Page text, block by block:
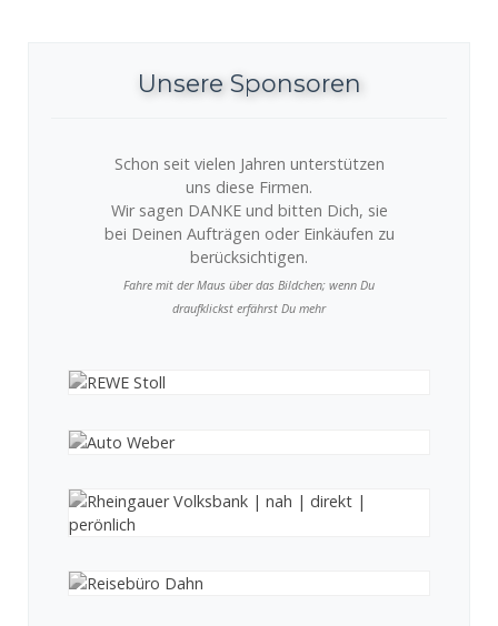
Unsere Sponsoren
Schon seit vielen Jahren unterstützen
uns diese Firmen.
Wir sagen DANKE und bitten Dich, sie
bei Deinen Aufträgen oder Einkäufen zu
berücksichtigen.
Fahre mit der Maus über das Bildchen; wenn Du
draufklickst erfährst Du mehr